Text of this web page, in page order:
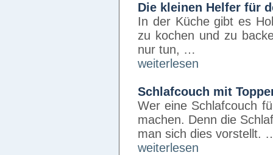
Die kleinen Helfer für
In der Küche gibt es
zu kochen und zu
nur tun, …
weiterlesen
Schlafcouch mit
Wer eine Schlafcouch
machen. Denn die
man sich dies vorstellt.
weiterlesen